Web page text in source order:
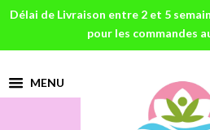
Délai de Livraison entre 2 et 5
pour les commandes
MENU